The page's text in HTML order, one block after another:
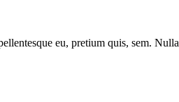
eu, pretium quis, sem.